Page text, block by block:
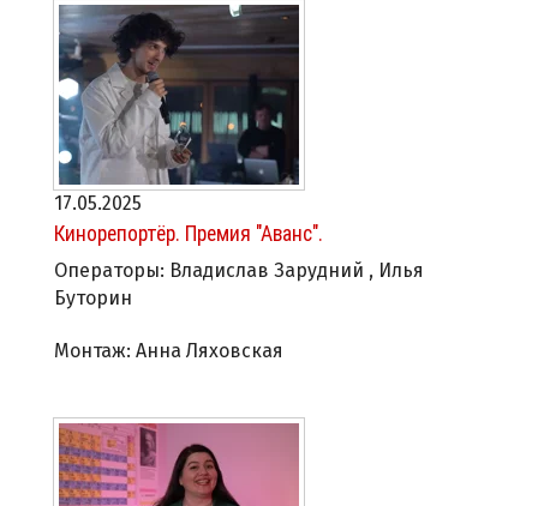
17.05.2025
Кинорепортёр. Премия "Аванс".
Операторы: Владислав Зарудний , Илья
Буторин
Монтаж: Анна Ляховская